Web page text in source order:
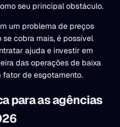
seu principal obstáculo.
um problema de preços
cobra mais, é possível
ajuda e investir em
das operações de baixa
fator de esgotamento.
para as agências